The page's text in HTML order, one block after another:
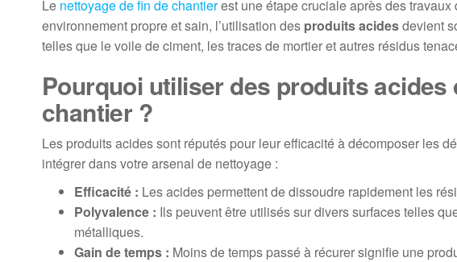
Le nettoyage de fin de chantierest une étape cruciale après des travaux
environnement propre et sain, l’utilisation des produits acidesdevient
telles que le voile de ciment, les traces de mortier et autres résidus
Pourquoi utiliser des produits acides
chantier ?
Les produits acides sont réputés pour leur efficacité à décomposer les
intégrer dans votre arsenal de nettoyage :
Efficacité : Les acides permettent de dissoudre rapidement les
Polyvalence : Ils peuvent être utilisés sur divers surfaces telles
métalliques.
Gain de temps : Moins de temps passé à récurer signifie une